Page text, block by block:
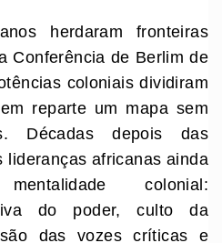
herdaram fronteiras
Conferência de Berlim de
coloniais dividiram
reparte um mapa sem
Décadas depois das
lideranças africanas ainda
colonial:
do poder, culto da
das vozes críticas e